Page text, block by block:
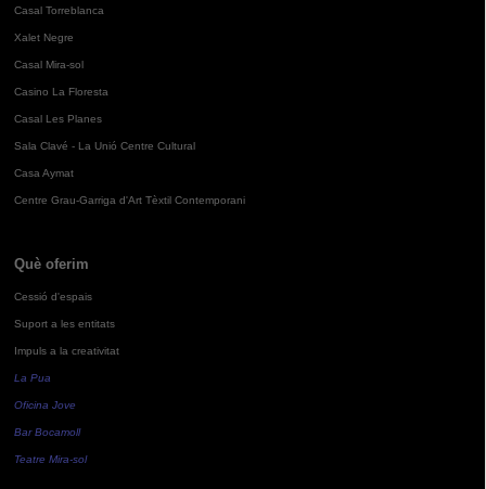
Casal Torreblanca
Xalet Negre
Casal Mira-sol
Casino La Floresta
Casal Les Planes
Sala Clavé - La Unió Centre Cultural
Casa Aymat
Centre Grau-Garriga d'Art Tèxtil Contemporani
Què oferim
Cessió d'espais
Suport a les entitats
Impuls a la creativitat
La Pua
Oficina Jove
Bar Bocamoll
Teatre Mira-sol